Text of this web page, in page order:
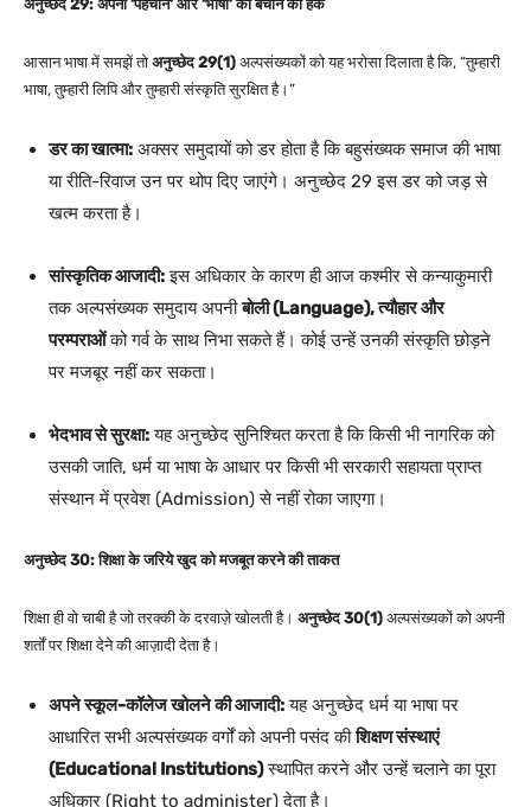
अनुच्छेद 29: अपनी ‘पहचान’ और ‘भाषा’ को बचाने का हक
आसान भाषा में समझें तो अनुच्छेद 29(1) अल्पसंख्यकों को यह भरोसा दिलाता है कि, “तुम्हारी
भाषा, तुम्हारी लिपि और तुम्हारी संस्कृति सुरक्षित है।”
डर का खात्मा: अक्सर समुदायों को डर होता है कि बहुसंख्यक समाज की भाषा
या रीति-रिवाज उन पर थोप दिए जाएंगे। अनुच्छेद 29 इस डर को जड़ से
खत्म करता है।
सांस्कृतिक आजादी:इस अधिकार के कारण ही आज कश्मीर से कन्याकुमारी
तक अल्पसंख्यक समुदाय अपनीबोली (Language), त्यौहार और
परम्पराओंको गर्व के साथ निभा सकते हैं। कोई उन्हें उनकी संस्कृति छोड़ने
पर मजबूर नहीं कर सकता।
भेदभाव से सुरक्षा:यह अनुच्छेद सुनिश्चित करता है कि किसी भी नागरिक को
उसकी जाति, धर्म या भाषा के आधार पर किसी भी सरकारी सहायता प्राप्त
संस्थान में प्रवेश (Admission) से नहीं रोका जाएगा।
अनुच्छेद 30: शिक्षा के जरिये खुद को मजबूत करने की ताकत
शिक्षा ही वो चाबी है जो तरक्की के दरवाज़े खोलती है। अनुच्छेद 30(1) अल्पसंख्यकों को अपनी
शर्तों पर शिक्षा देने की आज़ादी देता है।
अपने स्कूल-कॉलेज खोलने की आजादी:यह अनुच्छेद धर्म या भाषा पर
आधारित सभी अल्पसंख्यक वर्गों को अपनी पसंद कीशिक्षण संस्थाएं
(Educational Institutions)स्थापित करने और उन्हें चलाने का पूरा
अधिकार (Right to administer) देता है।